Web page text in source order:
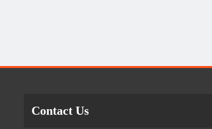
Contact Us